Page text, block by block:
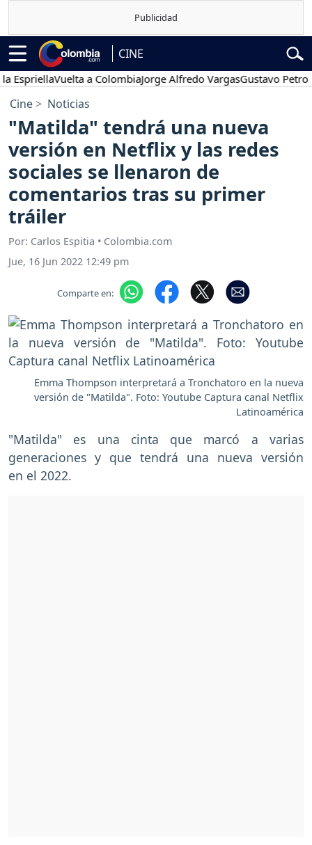
CINE
Vuelta a ColombiaJorge Alfredo VargasGustavo Petro
Cine Noticias
"Matilda" tendrá una nueva
versión en Netflix y las redes
sociales se llenaron de
comentarios tras su primer
tráiler
Por: Carlos Espitia • Colombia.com
Jue, 16 Jun 2022 12:49 pm
Comparte en:
Emma Thompson interpretará a Tronchatoro en la nueva
versión de "Matilda". Foto: Youtube Captura canal Netflix
Latinoamérica
"Matilda" es una cinta que marcó a varias
generaciones y que tendrá una nueva versión
en el 2022.